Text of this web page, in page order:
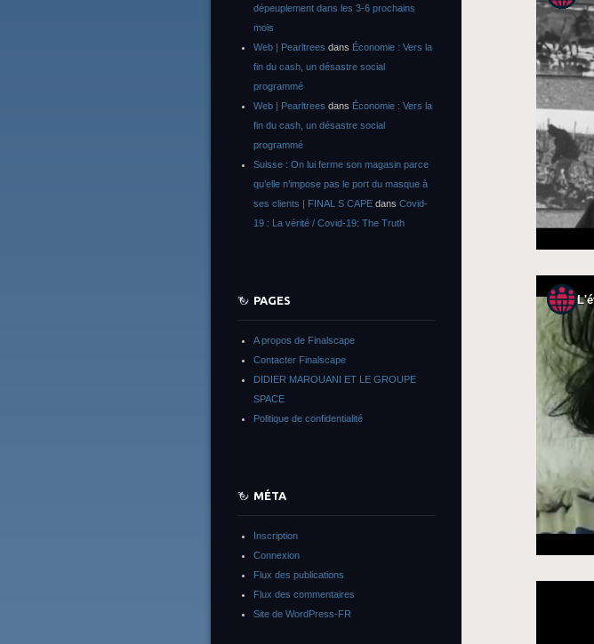
dépeuplement dans les 3-6 prochains
mois
Web | Pearltrees dans Économie : Vers la
fin du cash, un désastre social
programmé
Web | Pearltrees dans Économie : Vers la
fin du cash, un désastre social
programmé
Suisse : On lui ferme son magasin parce
qu’elle n’impose pas le port du masque à
ses clients | FINAL S CAPE dans Covid-
19 : La vérité / Covid-19: The Truth
PAGES
A propos de Finalscape
Contacter Finalscape
DIDIER MAROUANI ET LE GROUPE
SPACE
Politique de confidentialité
MÉTA
Inscription
Connexion
Flux des publications
Flux des commentaires
Site de WordPress-FR